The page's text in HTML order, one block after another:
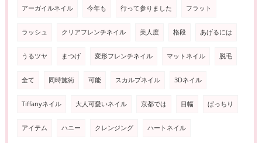
アーガイルネイル 今年も 行って参りました フラット
ラッシュ クリアフレンチネイル 美人度 格段 あげるには
うるツヤ まつげ 変形フレンチネイル マットネイル 脱毛
全て 同時施術 可能 スカルプネイル 3Dネイル
Tiffanyネイル 大人可愛いネイル 京都では 目幅 ぱっちり
アイテム ハニー クレンジング ハートネイル